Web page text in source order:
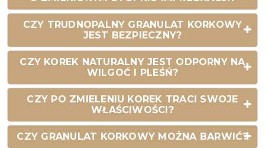
CZY TRUDNOPALNY GRANULAT KORKOWY
JEST BEZPIECZNY?
CZY KOREK NATURALNY JEST ODPORNY NA
WILGOĆ I PLEŚŃ?
CZY PO ZMIELENIU KOREK TRACI SWOJE
WŁAŚCIWOŚCI?
CZY GRANULAT KORKOWY MOŻNA BARWIĆ?